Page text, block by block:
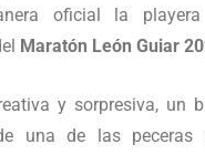
oficial la
Maratón León Guiar
y sorpresiva, un
una de las